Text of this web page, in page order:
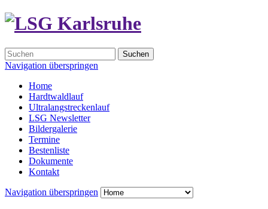
Suchen
Navigation überspringen
Home
Hardtwaldlauf
Ultralangstreckenlauf
LSG Newsletter
Bildergalerie
Termine
Bestenliste
Dokumente
Kontakt
Navigation überspringen